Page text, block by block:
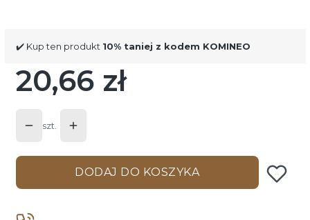
✔️ Kup ten produkt 10% taniej z kodem KOMINEO
Cena
20,66 zł
szt.
DODAJ DO KOSZYKA